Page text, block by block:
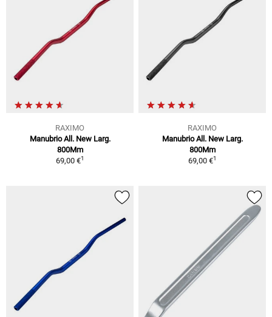
RAXIMO
Manubrio All. New Larg.
800Mm
69,00 €1
RAXIMO
Manubrio All. New Larg.
800Mm
69,00 €1